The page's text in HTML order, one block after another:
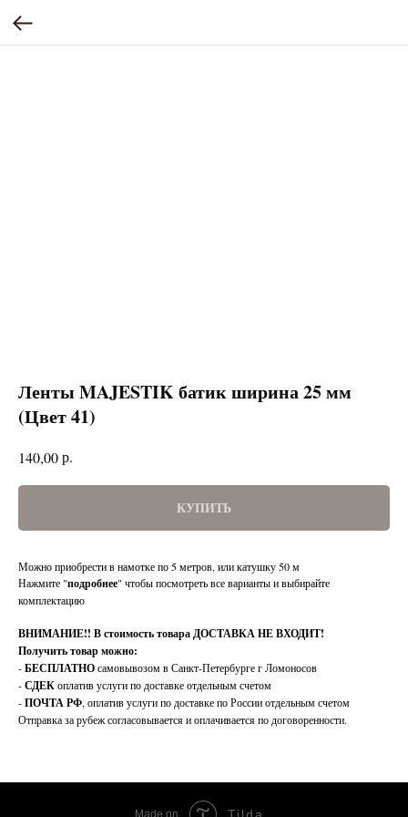
Ленты MAJESTIK батик ширина 25 мм
(Цвет 41)
140,00р.
КУПИТЬ
Можно приобрести в намотке по 5 метров, или катушку 50 м
Нажмите "подробнее" чтобы посмотреть все варианты и выбирайте
комплектацию
ВНИМАНИЕ!! В стоимость товара ДОСТАВКА НЕ ВХОДИТ!
Получить товар можно:
-БЕСПЛАТНОсамовывозом в Санкт-Петербурге г Ломоносов
-СДЕКоплатив услуги по доставке отдельным счетом
-ПОЧТА РФ, оплатив услуги по доставке по России отдельным счетом
Отправка за рубеж согласовывается и оплачивается по договоренности.